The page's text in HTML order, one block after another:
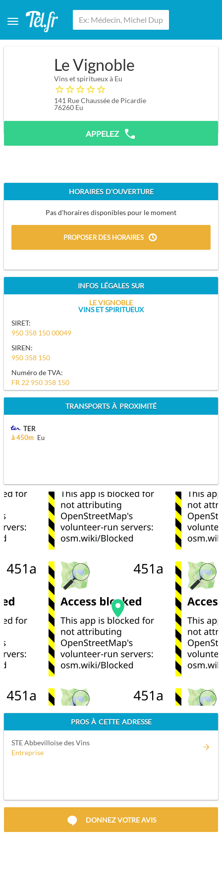
Le Vignoble
Vins et spiritueux à Eu
141 Rue Chaussée de Picardie
76260 Eu
APPELEZ
HORAIRES D'OUVERTURE
Pas d'horaires disponibles pour le moment
PROPOSER DES HORAIRES
INFOS LÉGALES SUR
LE VIGNOBLE
VINS ET SPIRITUEUX
SIRET:
950 358 150 00049
SIREN:
950 358 150
Numéro de TVA:
FR 22 950 358 150
TRANSPORTS À PROXIMITÉ
TER
à 450m Eu
PROS À CETTE ADRESSE
STE Abbevilloise des Vins
Entreprise
DONNEZ VOTRE AVIS